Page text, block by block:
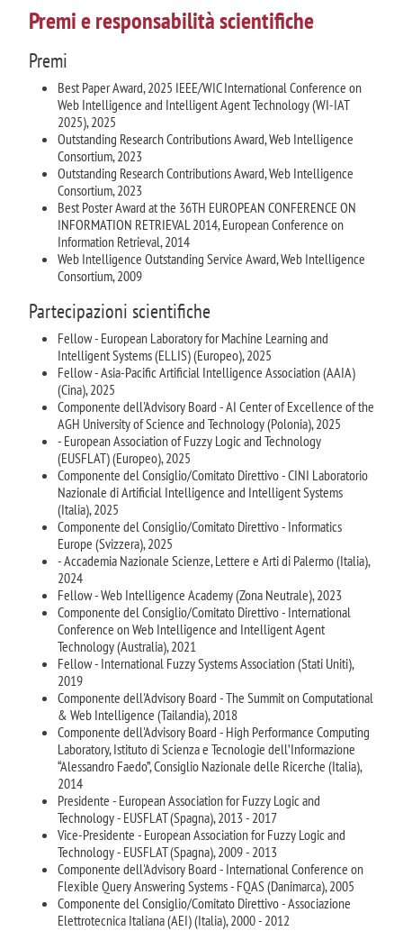
Premi e responsabilità scientifiche
Premi
Best Paper Award, 2025 IEEE/WIC International Conference on
Web Intelligence and Intelligent Agent Technology (WI-IAT
2025), 2025
Outstanding Research Contributions Award, Web Intelligence
Consortium, 2023
Outstanding Research Contributions Award, Web Intelligence
Consortium, 2023
Best Poster Award at the 36TH EUROPEAN CONFERENCE ON
INFORMATION RETRIEVAL 2014, European Conference on
Information Retrieval, 2014
Web Intelligence Outstanding Service Award, Web Intelligence
Consortium, 2009
Partecipazioni scientifiche
Fellow - European Laboratory for Machine Learning and
Intelligent Systems (ELLIS) (Europeo), 2025
Fellow - Asia-Pacific Artificial Intelligence Association (AAIA)
(Cina), 2025
Componente dell'Advisory Board - AI Center of Excellence of the
AGH University of Science and Technology (Polonia), 2025
- European Association of Fuzzy Logic and Technology
(EUSFLAT) (Europeo), 2025
Componente del Consiglio/Comitato Direttivo - CINI Laboratorio
Nazionale di Artificial Intelligence and Intelligent Systems
(Italia), 2025
Componente del Consiglio/Comitato Direttivo - Informatics
Europe (Svizzera), 2025
- Accademia Nazionale Scienze, Lettere e Arti di Palermo (Italia),
2024
Fellow - Web Intelligence Academy (Zona Neutrale), 2023
Componente del Consiglio/Comitato Direttivo - International
Conference on Web Intelligence and Intelligent Agent
Technology (Australia), 2021
Fellow - International Fuzzy Systems Association (Stati Uniti),
2019
Componente dell'Advisory Board - The Summit on Computational
& Web Intelligence (Tailandia), 2018
Componente dell'Advisory Board - High Performance Computing
Laboratory, Istituto di Scienza e Tecnologie dell’Informazione
“Alessandro Faedo”, Consiglio Nazionale delle Ricerche (Italia),
2014
Presidente - European Association for Fuzzy Logic and
Technology - EUSFLAT (Spagna), 2013 - 2017
Vice-Presidente - European Association for Fuzzy Logic and
Technology - EUSFLAT (Spagna), 2009 - 2013
Componente dell'Advisory Board - International Conference on
Flexible Query Answering Systems - FQAS (Danimarca), 2005
Componente del Consiglio/Comitato Direttivo - Associazione
Elettrotecnica Italiana (AEI) (Italia), 2000 - 2012